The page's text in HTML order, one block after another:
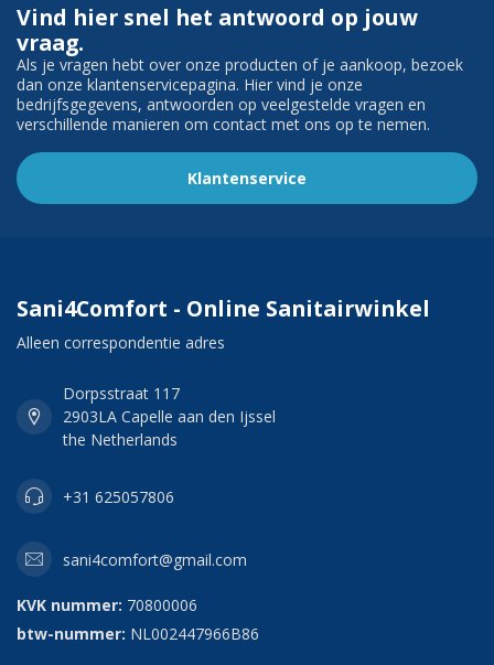
Vind hier snel het antwoord op jouw
vraag.
Als je vragen hebt over onze producten of je aankoop, bezoek
dan onze klantenservicepagina. Hier vind je onze
bedrijfsgegevens, antwoorden op veelgestelde vragen en
verschillende manieren om contact met ons op te nemen.
Klantenservice
Sani4Comfort - Online Sanitairwinkel
Alleen correspondentie adres
Dorpsstraat 117
2903LA Capelle aan den Ijssel
the Netherlands
+31 625057806
sani4comfort@gmail.com
KVK nummer: 70800006
btw-nummer: NL002447966B86